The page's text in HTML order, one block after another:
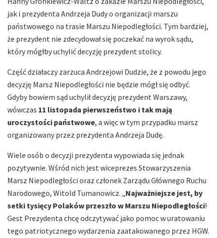
jak i prezydenta Andrzeja Dudy o organizacji marszu
państwowego na trasie Marszu Niepodległości. Tym bardziej,
że prezydent nie zdecydował się poczekać na wyrok sądu,
który mógłby uchylić decyzję prezydent stolicy.
Część działaczy zarzuca Andrzejowi Dudzie, że z powodu jego
decyzję Marsz Niepodległości nie będzie mógł się odbyć.
Gdyby bowiem sąd uchylił decyzję prezydent Warszawy,
wówczas 11 listopada pierwszeństwo i tak mają
uroczystości państwowe, a więc w tym przypadku marsz
organizowany przez prezydenta Andrzeja Dudę.
Wiele osób o decyzji prezydenta wypowiada się jednak
pozytywnie. Wśród nich jest wiceprezes Stowarzyszenia
Marsz Niepodległości oraz członek Zarządu Głównego Ruchu
Narodowego, Witold Tumanowicz. „Najważniejsze jest, by
setki tysięcy Polaków przeszło w Marszu Niepodległości!
Gest Prezydenta chcę odczytywać jako pomoc w uratowaniu
tego patriotycznego wydarzenia zaatakowanego przez HGW.